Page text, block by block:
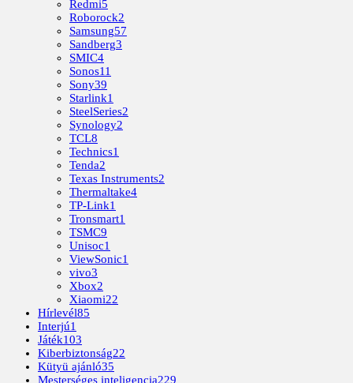
Redmi5
Roborock2
Samsung57
Sandberg3
SMIC4
Sonos11
Sony39
Starlink1
SteelSeries2
Synology2
TCL8
Technics1
Tenda2
Texas Instruments2
Thermaltake4
TP-Link1
Tronsmart1
TSMC9
Unisoc1
ViewSonic1
vivo3
Xbox2
Xiaomi22
Hírlevél85
Interjú1
Játék103
Kiberbiztonság22
Kütyü ajánló35
Mesterséges inteligencia229